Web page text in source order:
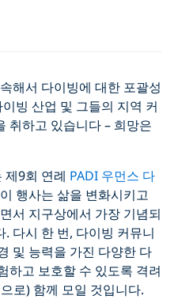
해서 다이빙에 대한 포괄성
빙 산업 및 그들의 지역 커
취하고 있습니다 – 희망은
제9회 연례 PADI 우먼스 다
행사는 삶을 변화시키고
서 지구상에서 가장 기념되
다시 한 번, 다이빙 커뮤니
및 능력을 가진 다양한 다
하고 보호할 수 있도록 격려
로) 함께 모일 것입니다.